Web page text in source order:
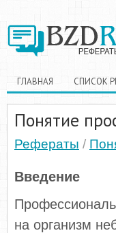
ГЛАВНАЯ СПИСОК
Понятие
Рефераты /
Введение
на организм